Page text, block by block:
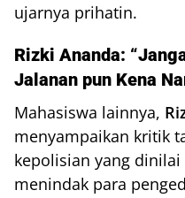
ujarnya prihatin.
Rizki Ananda:
Jalanan pun Kena
Mahasiswa lainnya,
menyampaikan kritik
kepolisian yang
menindak para